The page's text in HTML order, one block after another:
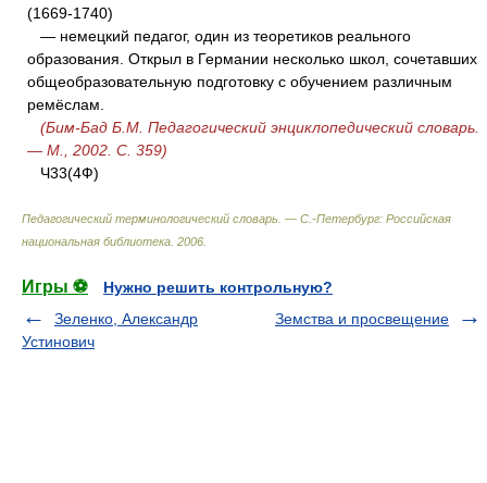
(1669-1740)
— немецкий педагог, один из теоретиков реального
образования. Открыл в Германии несколько школ, сочетавших
общеобразовательную подготовку с обучением различным
ремёслам.
(Бим-Бад Б.М. Педагогический энциклопедический словарь.
— М., 2002. С. 359)
Ч33(4Ф)
Педагогический терминологический словарь. — С.-Петербург: Российская
национальная библиотека 2006
Игры ⚽
Нужно решить контрольную?
Зеленко, Александр
Устинович
Земства и просвещение